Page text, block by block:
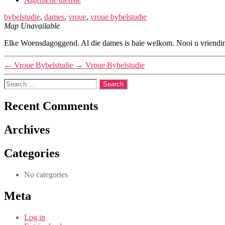
bybelstudie, dames, vroue, vroue bybelstudie
Map Unavailable
Elke Woensdagoggend. Al die dames is baie welkom. Nooi u
← Vroue Bybelstudie → Vroue Bybelstudie
Search
for:
Recent Comments
Archives
Categories
No categories
Meta
Log in